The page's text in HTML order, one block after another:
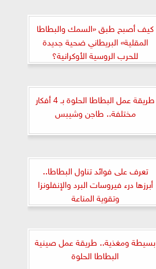
كيف أصبح طبق «السمك والبطاطا
المقلية» البريطاني ضحية جديدة
للحرب الروسية الأوكرانية؟
طريقة عمل البطاطا الحلوة بـ 4 أفكار
مختلفة.. طاجن وشيبس
تعرف على فوائد تناول البطاطا..
أبرزها درء فيروسات البرد والإنفلونزا
وتقوية المناعة
بسيطة ومغذية.. طريقة عمل صينية
البطاطا الحلوة